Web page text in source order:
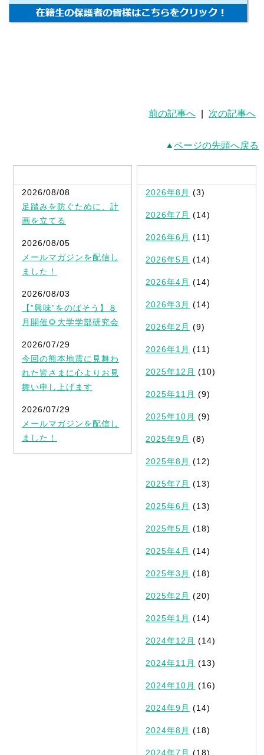
前の記事へ 次の記事へ
ページの先頭へ戻る
2026/08/08
足踏みを防ぐために、計
画を立てる
2026/08/05
メールマガジンを配信し
ました！
2026/08/03
【”興味”をのばそう】８
月開催🌻大学学部研究会
2026/07/29
今回の熊本地震に見舞わ
れた皆さまに心よりお見
舞い申し上げます
2026/07/29
メールマガジンを配信し
ました！
2026年8月 (3)
2026年7月 (14)
2026年6月 (11)
2026年5月 (14)
2026年4月 (14)
2026年3月 (14)
2026年2月 (9)
2026年1月 (11)
2025年12月 (10)
2025年11月 (9)
2025年10月 (9)
2025年9月 (8)
2025年8月 (12)
2025年7月 (13)
2025年6月 (13)
2025年5月 (18)
2025年4月 (14)
2025年3月 (18)
2025年2月 (20)
2025年1月 (14)
2024年12月 (14)
2024年11月 (13)
2024年10月 (16)
2024年9月 (14)
2024年8月 (18)
2024年7月 (18)